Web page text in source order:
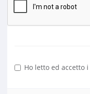
Ho letto ed accetto i